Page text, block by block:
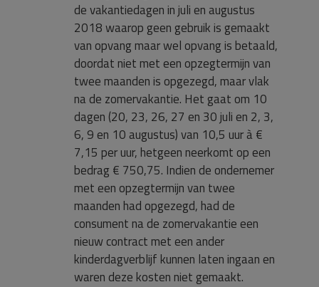
de vakantiedagen in juli en augustus
2018 waarop geen gebruik is gemaakt
van opvang maar wel opvang is betaald,
doordat niet met een opzegtermijn van
twee maanden is opgezegd, maar vlak
na de zomervakantie. Het gaat om 10
dagen (20, 23, 26, 27 en 30 juli en 2, 3,
6, 9 en 10 augustus) van 10,5 uur à €
7,15 per uur, hetgeen neerkomt op een
bedrag € 750,75. Indien de ondernemer
met een opzegtermijn van twee
maanden had opgezegd, had de
consument na de zomervakantie een
nieuw contract met een ander
kinderdagverblijf kunnen laten ingaan en
waren deze kosten niet gemaakt.